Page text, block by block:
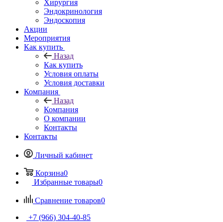
Хирургия
Эндокринология
Эндоскопия
Акции
Мероприятия
Как купить
Назад
Как купить
Условия оплаты
Условия доставки
Компания
Назад
Компания
О компании
Контакты
Контакты
Личный кабинет
Корзина0
Избранные товары0
Сравнение товаров0
+7 (966) 304-40-85